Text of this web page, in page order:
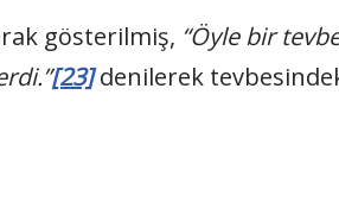
gösterilmiş, “Öyle bir
[23]denilerek